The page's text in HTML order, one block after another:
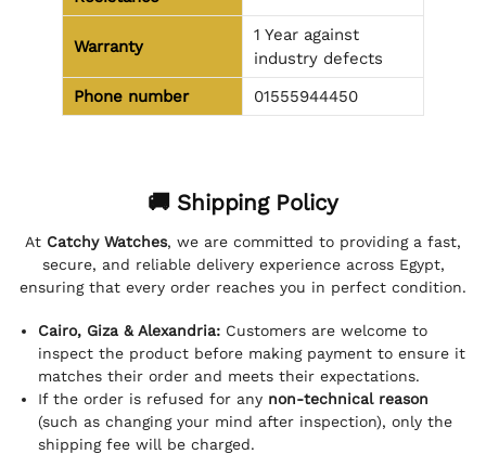
Warranty
1 Year against
industry defects
Phone number
01555944450
🚚 Shipping Policy
At Catchy Watches, we are committed to providing a fast,
secure, and reliable delivery experience across Egypt,
ensuring that every order reaches you in perfect condition.
Cairo, Giza & Alexandria: Customers are welcome to
inspect the product before making payment to ensure it
matches their order and meets their expectations.
If the order is refused for any non-technical reason
(such as changing your mind after inspection), only the
shipping fee will be charged.